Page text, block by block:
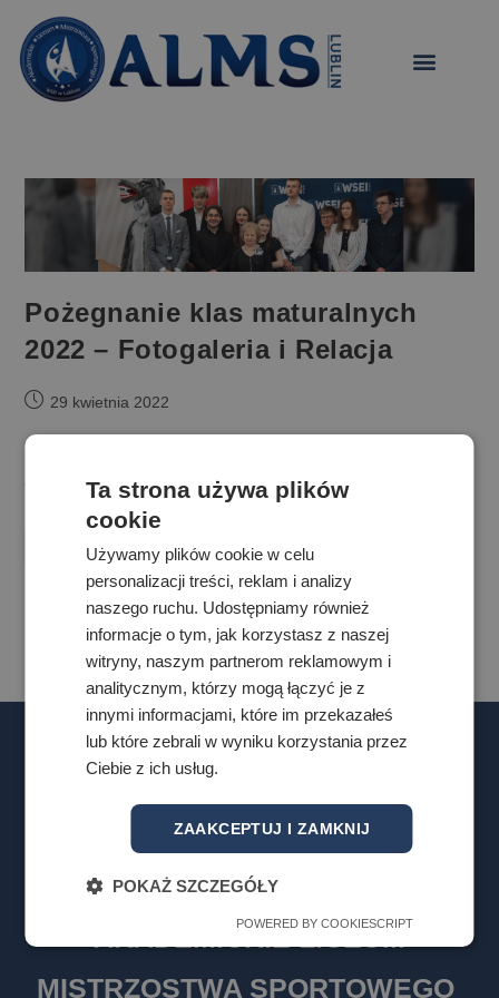
treści
Pożegnanie klas maturalnych
2022 – Fotogaleria i Relacja
29 kwietnia 2022
WSEI...
Czytaj Dalej
AKADEMICKIE LICEUM
MISTRZOSTWA SPORTOWEGO
Ta strona używa plików
cookie
Używamy plików cookie w celu
personalizacji treści, reklam i analizy
naszego ruchu. Udostępniamy również
informacje o tym, jak korzystasz z naszej
witryny, naszym partnerom reklamowym i
analitycznym, którzy mogą łączyć je z
innymi informacjami, które im przekazałeś
lub które zebrali w wyniku korzystania przez
Ciebie z ich usług.
ZAAKCEPTUJ I ZAMKNIJ
POKAŻ SZCZEGÓŁY
POWERED BY COOKIESCRIPT